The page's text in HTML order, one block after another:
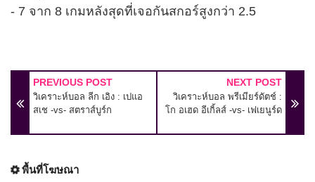
- 7 จาก 8 เกมหลังสุดที่เจอกันสกอร์สูงกว่า 2.5
PREVIOUS POST
วิเคราะห์บอล ลีก เอิง : เปแอ
สเช -vs- สตราส์บูร์ก
NEXT POST
วิเคราะห์บอล พรีเมียร์ดัตช์ :
โก อเฮด อีเกิ้ลส์ -vs- เฟเยนูร์ด
พื้นที่โฆษณา